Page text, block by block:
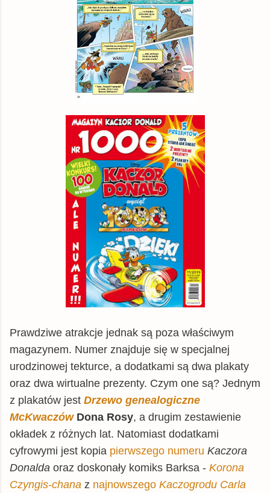
Prawdziwe atrakcje jednak są poza właściwym
magazynem. Numer znajduje się w specjalnej
urodzinowej tekturce, a dodatkami są dwa plakaty
oraz dwa wirtualne prezenty. Czym one są? Jednym
z plakatów jest Drzewo genealogiczne
McKwaczów Dona Rosy, a drugim zestawienie
okładek z różnych lat. Natomiast dodatkami
cyfrowymi jest kopia pierwszego numeru Kaczora
Donalda oraz doskonały komiks Barksa - Korona
Czyngis-chana z najnowszego Kaczogrodu Carla